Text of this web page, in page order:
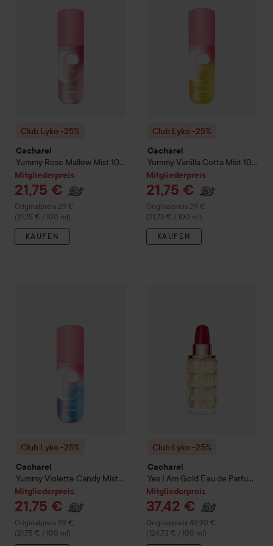
Club Lyko -25%
Cacharel
Yummy Rose Mallow Mist 100
ml
Mitgliederpreis
21,75 €
Originalpreis 29 €
Regulärer Preis 29 €
(21,75 € / 100 ml)
KAUFEN
Club Lyko -25%
Cacharel
Yummy Vanilla Cotta Mist 100
ml
Mitgliederpreis
21,75 €
Originalpreis 29 €
Regulärer Preis 29 €
(21,75 € / 100 ml)
KAUFEN
Club Lyko -25%
Cacharel
Yummy Violette Candy Mist
100 ml
Mitgliederpreis
21,75 €
Originalpreis 29 €
Regulärer Preis 29 €
(21,75 € / 100 ml)
Club Lyko -25%
Cacharel
Yes I Am Gold Eau de Parfum
30 ml
Mitgliederpreis
37,42 €
Originalpreis 49,90 €
Regulärer Preis 49,90 €
(124,73 € / 100 ml)